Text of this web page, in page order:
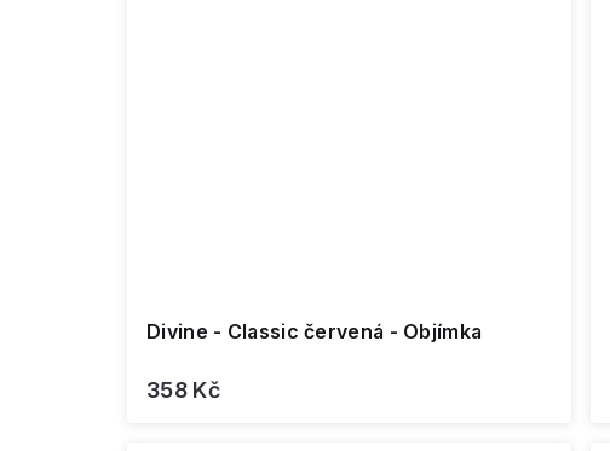
Divine - Classic červená - Objímka
358 Kč